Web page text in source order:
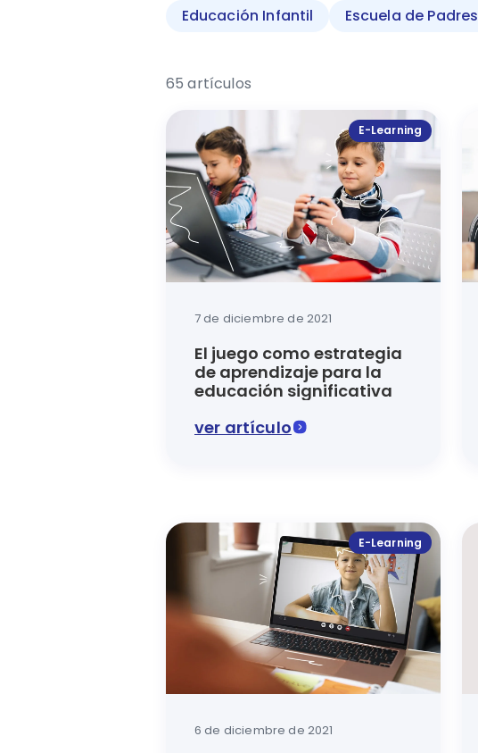
Educación Infantil
Escuela de Padres
65 artículos
E-Learning
7 de diciembre de 2021
El juego como estrategia
de aprendizaje para la
educación significativa
ver artículo
E-Learning
6 de diciembre de 2021